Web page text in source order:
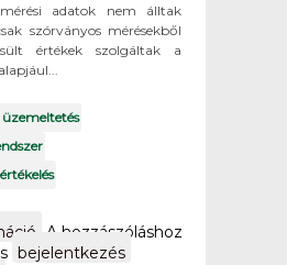
adatok nem álltak
szórványos mérésekből
értékek szolgáltak a
DE Rt. Kazánok
felületvédelmi
A hozzászóláshoz
bejelentkezés